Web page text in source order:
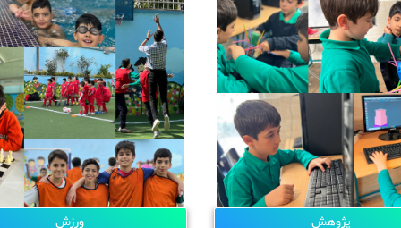
ورزش پژوهش